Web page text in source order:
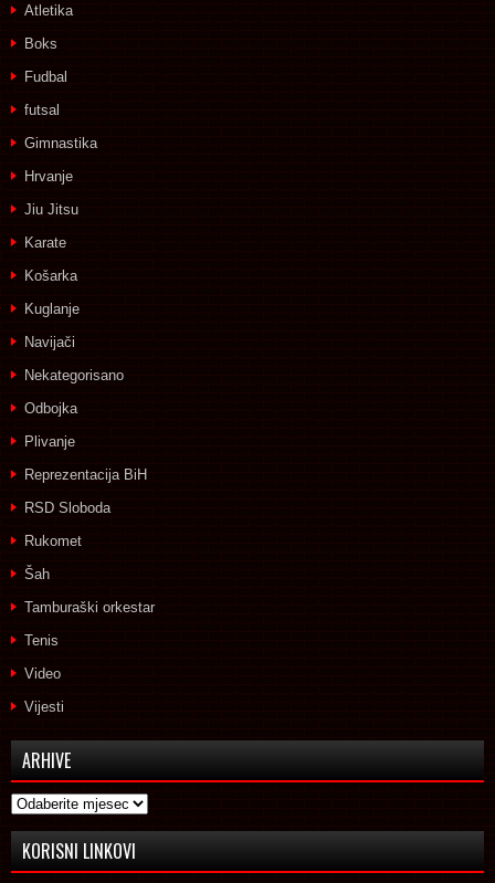
Atletika
Boks
Fudbal
futsal
Gimnastika
Hrvanje
Jiu Jitsu
Karate
Košarka
Kuglanje
Navijači
Nekategorisano
Odbojka
Plivanje
Reprezentacija BiH
RSD Sloboda
Rukomet
Šah
Tamburaški orkestar
Tenis
Video
Vijesti
ARHIVE
Arhive
KORISNI LINKOVI